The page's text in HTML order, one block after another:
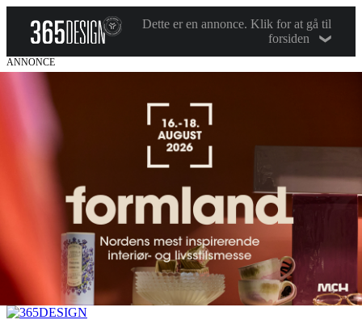
Dette er en annonce. Klik for at gå til
forsiden
ANNONCE